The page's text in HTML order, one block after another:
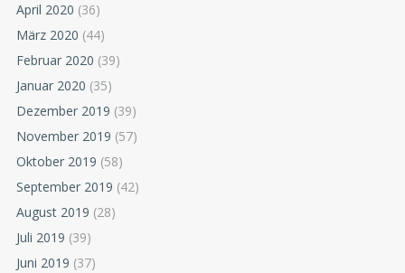
April 2020 (36)
März 2020 (44)
Februar 2020 (39)
Januar 2020 (35)
Dezember 2019 (39)
November 2019 (57)
Oktober 2019 (58)
September 2019 (42)
August 2019 (28)
Juli 2019 (39)
Juni 2019 (37)